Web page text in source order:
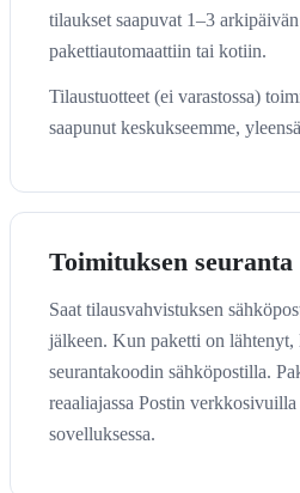
tilaukset saapuvat 1–3
pakettiautomaattiin tai kotiin.
Tilaustuotteet (ei varastossa)
saapunut keskukseemme,
Toimituksen seuranta
Saat tilausvahvistuksen
jälkeen. Kun paketti on lähtenyt,
seurantakoodin sähköpostilla.
reaaliajassa Postin
sovelluksessa.